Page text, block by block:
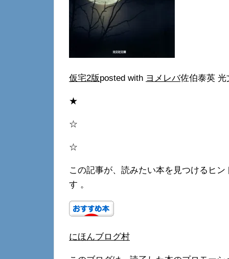
仮宅2版posted with ヨメレバ佐伯泰英
★
☆
☆
この記事が、読みたい本を見つけるヒ
す 。
にほんブログ村